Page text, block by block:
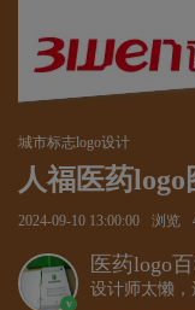
城市标志logo设计
人福医药logo
2024-09-10 13:00:00 浏览
v
医药logo
设计师太懒